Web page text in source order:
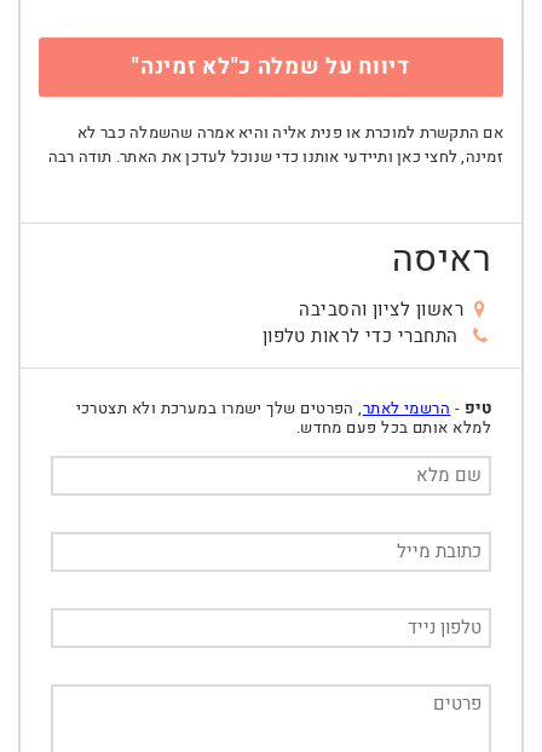
דיווח על שמלה כ"לא זמינה"
אם התקשרת למוכרת או פנית אליה והיא אמרה שהשמלה כבר לא
זמינה, לחצי כאן ותיידעי אותנו כדי שנוכל לעדכן את האתר. תודה רבה
ראיסה
ראשון לציון והסביבה
התחברי כדי לראות טלפון
טיפ - הרשמי לאתר, הפרטים שלך ישמרו במערכת ולא תצטרכי
למלא אותם בכל פעם מחדש.